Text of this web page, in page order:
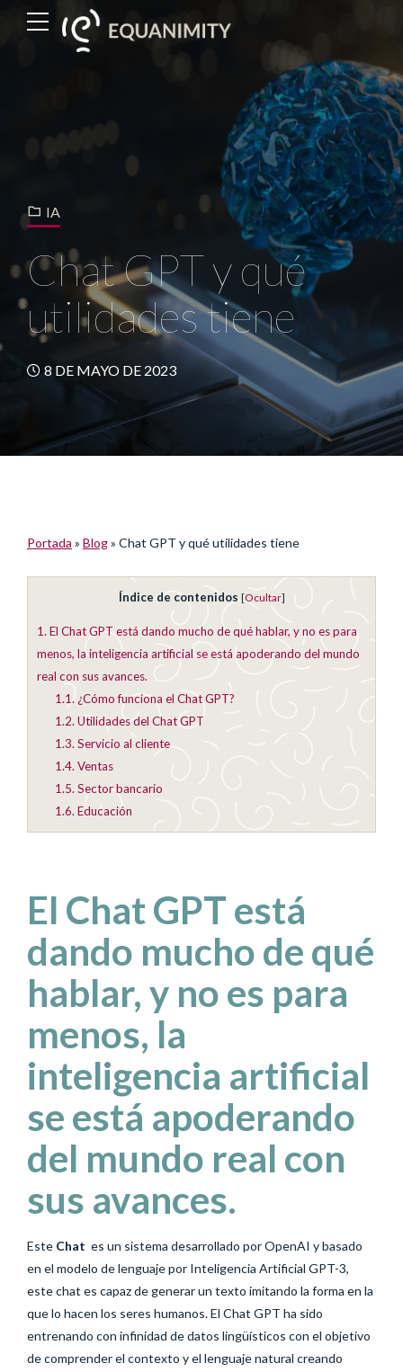
IA
Chat GPT y qué
utilidades tiene
8 DE MAYO DE 2023
Portada » Blog» Chat GPT y qué utilidades tiene
Índice de contenidos [Ocultar]
1. El Chat GPT está dando mucho de qué hablar, y no es para
menos, la inteligencia artificial se está apoderando del mundo
real con sus avances.
1.1.¿Cómo funciona el Chat GPT?
1.2. Utilidades del Chat GPT
1.3. Servicio al cliente
1.4. Ventas
1.5. Sector bancario
1.6. Educación
El Chat GPT está
dando mucho de qué
hablar, y no es para
menos, la
inteligencia artificial
se está apoderando
del mundo real con
sus avances.
Este Chat es un sistema desarrollado por OpenAI y basado
en el modelo de lenguaje por Inteligencia Artificial GPT-3,
este chat es capaz de generar un texto imitando la forma en la
que lo hacen los seres humanos. El Chat GPT ha sido
entrenando con infinidad de datos lingüísticos con el objetivo
de comprender el contexto y el lenguaje natural creando